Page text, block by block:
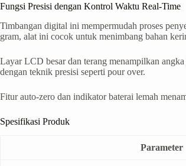
Fungsi Presisi dengan Kontrol Waktu Real-Time
Timbangan digital ini mempermudah proses
gram, alat ini cocok untuk menimbang bahan
Layar LCD besar dan terang menampilkan
dengan teknik presisi seperti pour over.
Fitur auto-zero dan indikator baterai lemah
Spesifikasi Produk
Parameter